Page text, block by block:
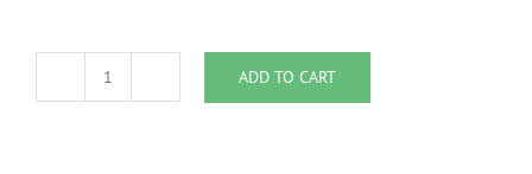
Amilishly
ADD TO CART